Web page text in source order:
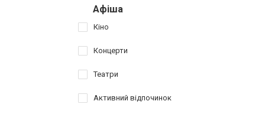
Афіша
Кіно
Концерти
Театри
Активний відпочинок